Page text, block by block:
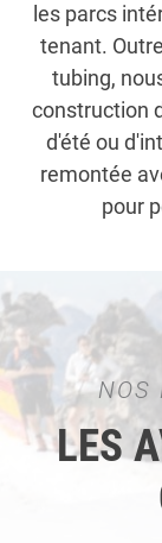
les parcs
tenant.
tubing,
construction
d'été ou
remontée
pour
NOS
LES